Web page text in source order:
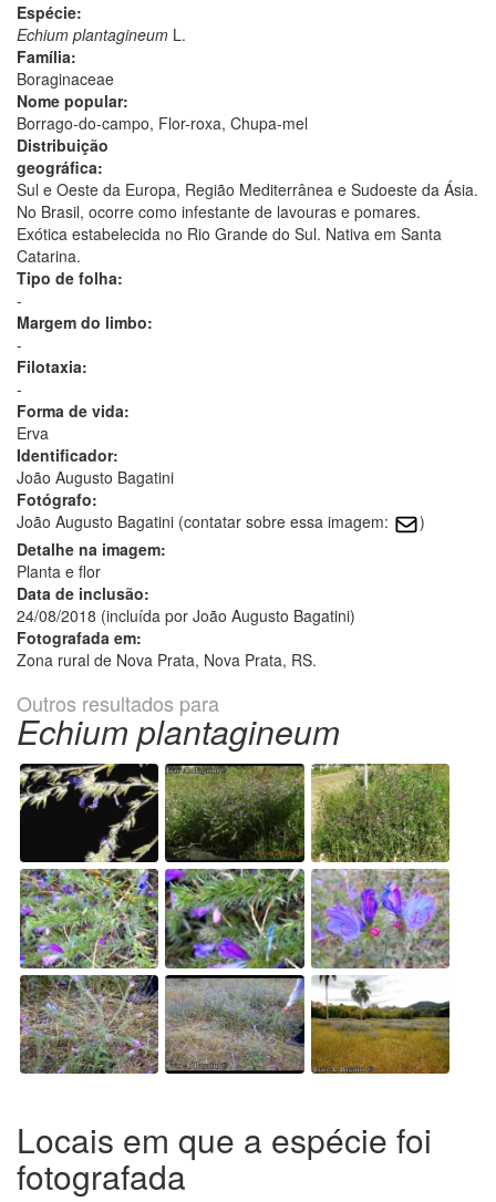
Espécie:
Echium plantagineum L.
Família:
Boraginaceae
Nome popular:
Borrago-do-campo, Flor-roxa, Chupa-mel
Distribuição
geográfica:
Sul e Oeste da Europa, Região Mediterrânea e Sudoeste da Ásia.
No Brasil, ocorre como infestante de lavouras e pomares.
Exótica estabelecida no Rio Grande do Sul. Nativa em Santa
Catarina.
Tipo de folha:
-
Margem do limbo:
-
Filotaxia:
-
Forma de vida:
Erva
Identificador:
João Augusto Bagatini
Fotógrafo:
João Augusto Bagatini (contatar sobre essa imagem:
)
Detalhe na imagem:
Planta e flor
Data de inclusão:
24/08/2018 (incluída por João Augusto Bagatini)
Fotografada em:
Zona rural de Nova Prata, Nova Prata, RS.
Outros resultados para
Echium plantagineum
Locais em que a espécie foi
fotografada